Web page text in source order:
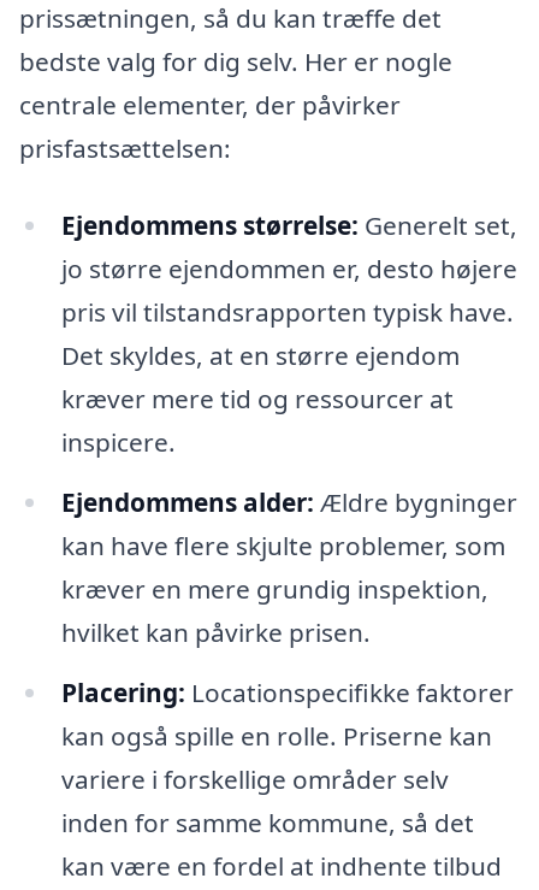
prissætningen, så du kan træffe det
bedste valg for dig selv. Her er nogle
centrale elementer, der påvirker
prisfastsættelsen:
Ejendommens størrelse: Generelt set,
jo større ejendommen er, desto højere
pris vil tilstandsrapporten typisk have.
Det skyldes, at en større ejendom
kræver mere tid og ressourcer at
inspicere.
Ejendommens alder: Ældre bygninger
kan have flere skjulte problemer, som
kræver en mere grundig inspektion,
hvilket kan påvirke prisen.
Placering: Locationspecifikke faktorer
kan også spille en rolle. Priserne kan
variere i forskellige områder selv
inden for samme kommune, så det
kan være en fordel at indhente tilbud